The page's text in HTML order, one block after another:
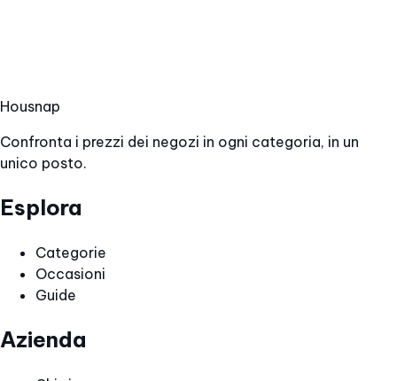
Housnap
Confronta i prezzi dei negozi in ogni categoria, in un
unico posto.
Esplora
Categorie
Occasioni
Guide
Azienda